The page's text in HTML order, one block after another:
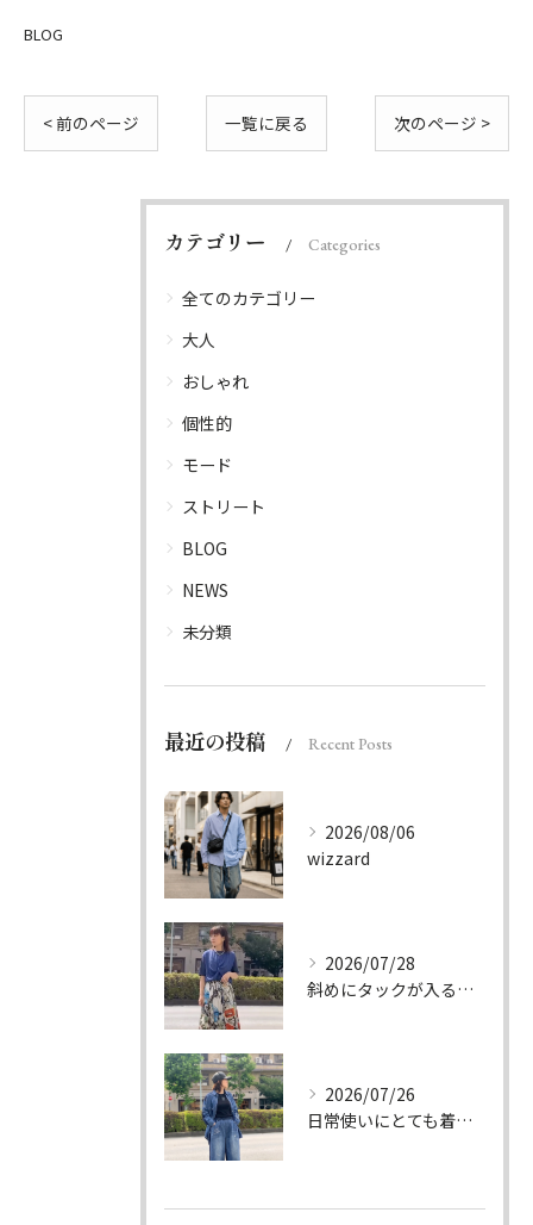
BLOG
< 前のページ 一覧に戻る 次のページ >
カテゴリー Categories
全てのカテゴリー
大人
おしゃれ
個性的
モード
ストリート
BLOG
NEWS
未分類
最近の投稿 Recent Posts
2026/08/06
wizzard
2026/07/28
斜めにタックが入る事でスカートに綺麗な流れができ、品の良さを...
2026/07/26
日常使いにとても着やすいデニムのセットアップ。